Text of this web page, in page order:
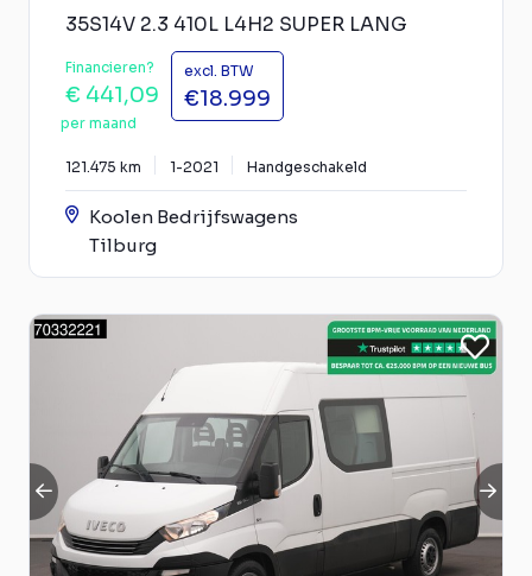
35S14V 2.3 410L L4H2 SUPER LANG
Financieren?
€ 441,09
per maand
excl. BTW
€18.999
121.475 km 1-2021 Handgeschakeld
Koolen Bedrijfswagens
Tilburg